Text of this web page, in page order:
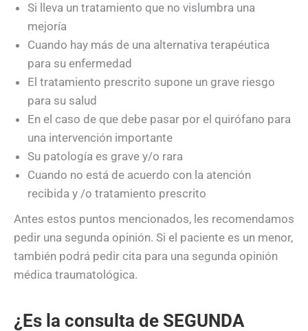
Si lleva un tratamiento que no vislumbra una
mejoría
Cuando hay más de una alternativa terapéutica
para su enfermedad
El tratamiento prescrito supone un grave riesgo
para su salud
En el caso de que debe pasar por el quirófano para
una intervención importante
Su patologí­a es grave y/o rara
Cuando no está de acuerdo con la atención
recibida y /o tratamiento prescrito
Antes estos puntos mencionados, les recomendamos
pedir una segunda opinión. Si el paciente es un menor,
también podrá pedir cita para una segunda opinión
médica traumatológica.
¿Es la consulta de SEGUNDA